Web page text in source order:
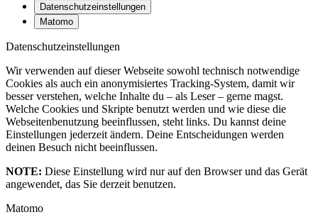
Datenschutzeinstellungen
Matomo
Datenschutzeinstellungen
Wir verwenden auf dieser Webseite sowohl technisch notwendige
Cookies als auch ein anonymisiertes Tracking-System, damit wir
besser verstehen, welche Inhalte du – als Leser – gerne magst.
Welche Cookies und Skripte benutzt werden und wie diese die
Webseitenbenutzung beeinflussen, steht links. Du kannst deine
Einstellungen jederzeit ändern. Deine Entscheidungen werden
deinen Besuch nicht beeinflussen.
NOTE: Diese Einstellung wird nur auf den Browser und das Gerät
angewendet, das Sie derzeit benutzen.
Matomo